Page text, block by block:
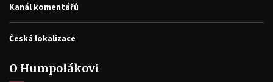
Kanál komentářů
Česká lokalizace
O Humpolákovi